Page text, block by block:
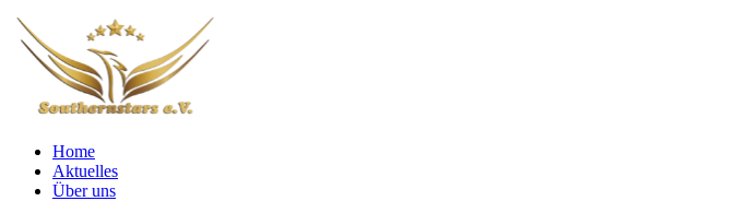
Home
Aktuelles
Über uns